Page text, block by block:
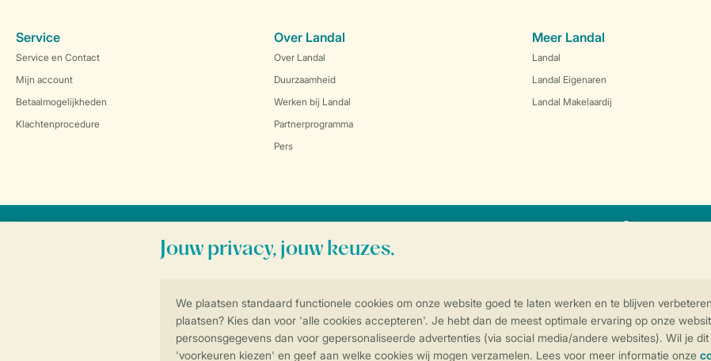
Instellingen wijzigen
Service
Service en Contact
Mijn account
Betaalmogelijkheden
Klachtenprocedure
Over Landal
Over Landal
Duurzaamheid
Werken bij Landal
Partnerprogramma
Pers
Meer Landal
Landal
Landal Eigenaren
Landal Makelaardij